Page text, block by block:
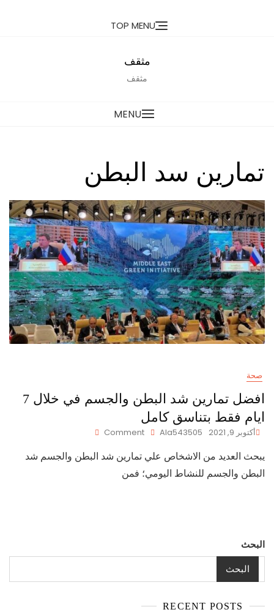
TOP MENU
مثقف
مثقف
MENU
تمارين سد البطن
صحة
افضل تمارين شد البطن والجسم في خلال 7
ايام فقط بتناسق كامل
أكتوبر 9, 2021 Ala543505
Comment
تمارين
فقط
يبحث العديد من الاشخاص علي تمارين شد البطن والجسم شد
البطن والجسم للنشاط اليومي؛ فمن
البحث
البحث
RECENT POSTS